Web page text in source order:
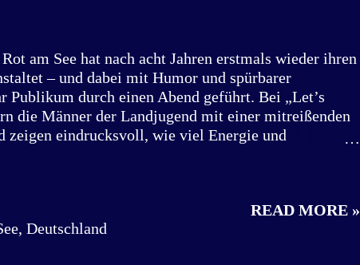
am See hat nach acht Jahren erstmals wieder ihren
– und dabei mit Humor und spürbarer
Publikum durch einen Abend geführt. Bei „Let’s
die Männer der Landjugend mit einer mitreißenden
zeigen eindrucksvoll, wie viel Energie und
sagt Franziska Albrecht, Vorsitzende der
am See. Seit drei Jahren führt sie gemeinsam mit
gegründeten Verein. Ob Hüttengaudi,
Deutschland
READ MORE »